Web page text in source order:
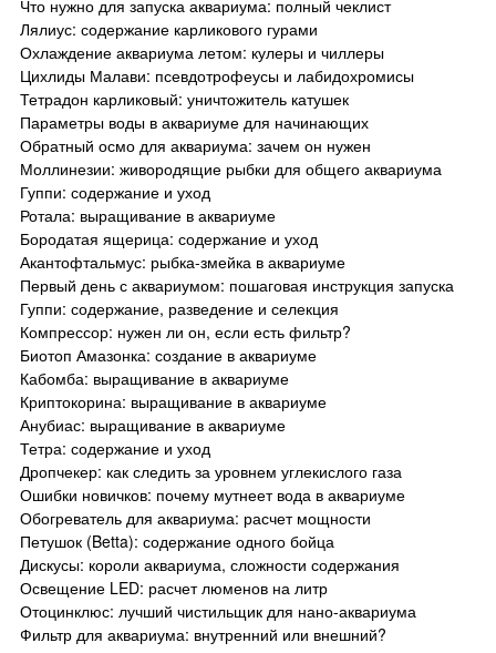
Что нужно для запуска аквариума: полный чеклист
Лялиус: содержание карликового гурами
Охлаждение аквариума летом: кулеры и чиллеры
Цихлиды Малави: псевдотрофеусы и лабидохромисы
Тетрадон карликовый: уничтожитель катушек
Параметры воды в аквариуме для начинающих
Обратный осмо для аквариума: зачем он нужен
Моллинезии: живородящие рыбки для общего аквариума
Гуппи: содержание и уход
Ротала: выращивание в аквариуме
Бородатая ящерица: содержание и уход
Акантофтальмус: рыбка-змейка в аквариуме
Первый день с аквариумом: пошаговая инструкция запуска
Гуппи: содержание, разведение и селекция
Компрессор: нужен ли он, если есть фильтр?
Биотоп Амазонка: создание в аквариуме
Кабомба: выращивание в аквариуме
Криптокорина: выращивание в аквариуме
Анубиас: выращивание в аквариуме
Тетра: содержание и уход
Дропчекер: как следить за уровнем углекислого газа
Ошибки новичков: почему мутнеет вода в аквариуме
Обогреватель для аквариума: расчет мощности
Петушок (Betta): содержание одного бойца
Дискусы: короли аквариума, сложности содержания
Освещение LED: расчет люменов на литр
Отоцинклюс: лучший чистильщик для нано-аквариума
Фильтр для аквариума: внутренний или внешний?